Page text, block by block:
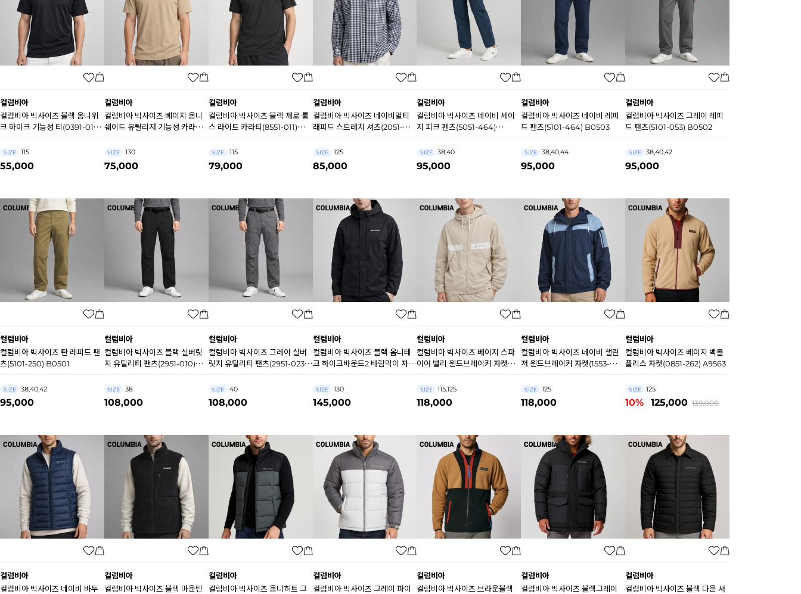
컬럼비아
컬럼비아 빅사이즈 블랙 옴니위
크 하이크 기능성 티(0391-010)
SIZE 115
55,000
컬럼비아
컬럼비아 빅사이즈 베이지 옴니
쉐이드 유틸리저 기능성 카라티
SIZE 130
75,000
컬럼비아
컬럼비아 빅사이즈 블랙 제로 룰
스 라이트 카라티(8551-011)
SIZE 115
79,000
컬럼비아
컬럼비아 빅사이즈 네이비멀티
래피드 스트레치 셔츠(2051-
SIZE 125
85,000
컬럼비아
컬럼비아 빅사이즈 네이비 세이
지 피크 팬츠(5051-464)
SIZE 38,40
95,000
컬럼비아
컬럼비아 빅사이즈 네이비 레피
드 팬츠(5101-464) B0503
SIZE 38,40,44
95,000
컬럼비아
컬럼비아 빅사이즈 그레이 레피
드 팬츠(5101-053) B0502
SIZE 38,40,42
95,000
컬럼비아
컬럼비아 빅사이즈 탄 레피드 팬
츠(5101-250) B0501
SIZE 38,40,42
95,000
컬럼비아
컬럼비아 빅사이즈 블랙 실버릿
지 유틸리티 팬츠(2951-010)
SIZE 38
108,000
컬럼비아
컬럼비아 빅사이즈 그레이 실버
릿지 유틸리티 팬츠(2951-023)
SIZE 40
108,000
컬럼비아
컬럼비아 빅사이즈 블랙 옴니테
크 하이크바운드2 바람막이 자켓
SIZE 130
145,000
컬럼비아
컬럼비아 빅사이즈 베이지 스파
이어 밸리 윈드브레이커 자켓
SIZE 115,125
118,000
컬럼비아
컬럼비아 빅사이즈 네이비 챌린
저 윈드브레이커 자켓(1553-
SIZE 125
118,000
컬럼비아
컬럼비아 빅사이즈 베이지 백볼
플리스 자켓(0851-262) A9563
SIZE 125
10% 125,000 139,000
컬럼비아
컬럼비아 빅사이즈 네이비 바두
컬럼비아
컬럼비아 빅사이즈 블랙 마운틴
컬럼비아
컬럼비아 빅사이즈 옴니히트 그
컬럼비아
컬럼비아 빅사이즈 그레이 파이
컬럼비아
컬럼비아 빅사이즈 브라운블랙
컬럼비아
컬럼비아 빅사이즈 블랙그레이
컬럼비아
컬럼비아 빅사이즈 블랙 다운 셔